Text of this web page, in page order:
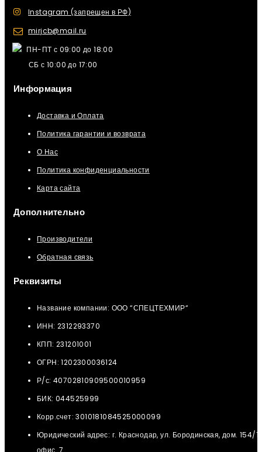
Instagram (запрещен в РФ)
mirjcb@mail.ru
ПН-ПТ с 09:00 до 18:00
СБ с 10:00 до 17:00
Информация
Доставка и Оплата
Политика гарантии и возврата
О Нас
Политика конфиденциальности
Карта сайта
Дополнительно
Производители
Обратная связь
Реквизиты
Название компании: ООО “СПЕЦТЕХМИР“
ИНН: 2312293370
КПП: 231201001
ОГРН: 1202300036124
Р/с: 40702810909500010959
БИК: 044525999
Корр.счет: 3010181084525000099
Юридический адрес: г. Краснодар, ул. Бородинская, дом. 154/
офис. 7